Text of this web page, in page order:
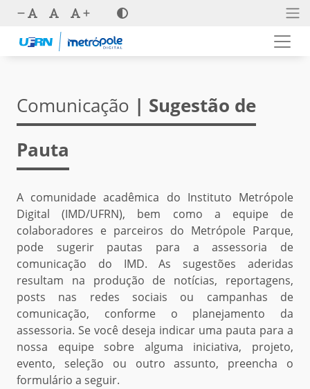
Comunicação | Sugestão de
Pauta
A comunidade acadêmica do Instituto Metrópole
Digital (IMD/UFRN), bem como a equipe de
colaboradores e parceiros do Metrópole Parque,
pode sugerir pautas para a assessoria de
comunicação do IMD. As sugestões aderidas
resultam na produção de notícias, reportagens,
posts nas redes sociais ou campanhas de
comunicação, conforme o planejamento da
assessoria. Se você deseja indicar uma pauta para a
nossa equipe sobre alguma iniciativa, projeto,
evento, seleção ou outro assunto, preencha o
formulário a seguir.